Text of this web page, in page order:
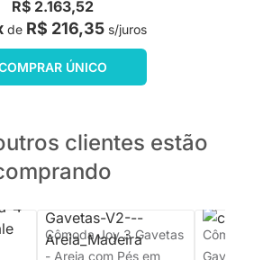
R$ 2.163,52
de R$ 216,35s/juros
ÚNICO
clientes estão
Cômoda Joy 3 Gavetas
- Areia com Pés em